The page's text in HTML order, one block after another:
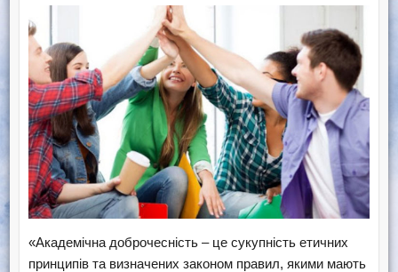
«Академічна доброчесність – це сукупність етичних
принципів та визначених законом правил, якими мають